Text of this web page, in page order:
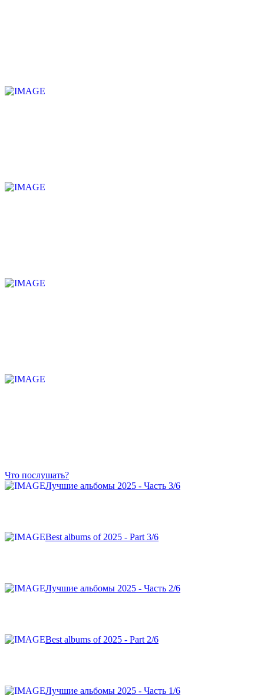
Что послушать?
Лучшие альбомы 2025 - Часть 3/6
Best albums of 2025 - Part 3/6
Лучшие альбомы 2025 - Часть 2/6
Best albums of 2025 - Part 2/6
Лучшие альбомы 2025 - Часть 1/6